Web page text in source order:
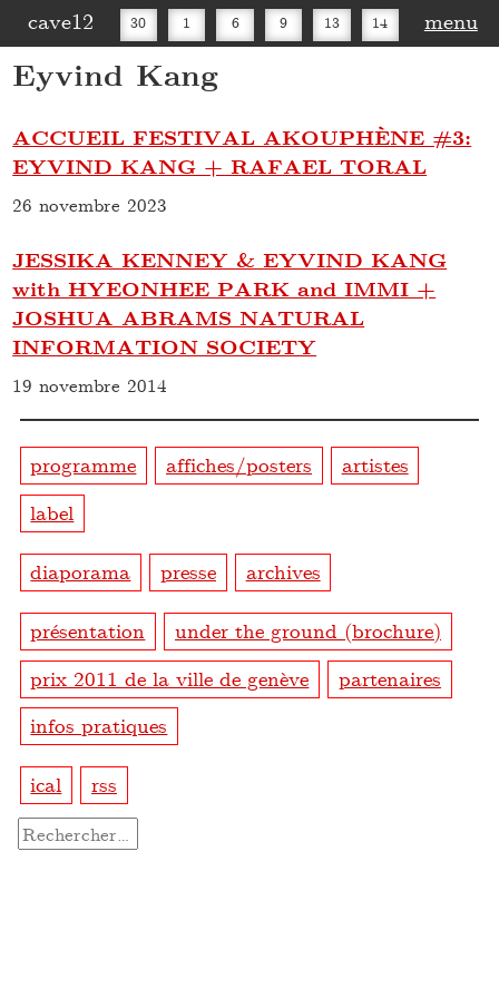
cave12 30 1 6 9 13 14
16
menu
Eyvind Kang
ACCUEIL FESTIVAL AKOUPHÈNE #3:
EYVIND KANG + RAFAEL TORAL
26 novembre 2023
JESSIKA KENNEY & EYVIND KANG
with HYEONHEE PARK and IMMI +
JOSHUA ABRAMS NATURAL
INFORMATION SOCIETY
19 novembre 2014
programme affiches/posters
artistes
label
diaporama presse archives
présentation
under the ground (brochure)
prix 2011 de la ville de genève
partenaires
infos pratiques
ical rss
Rechercher :